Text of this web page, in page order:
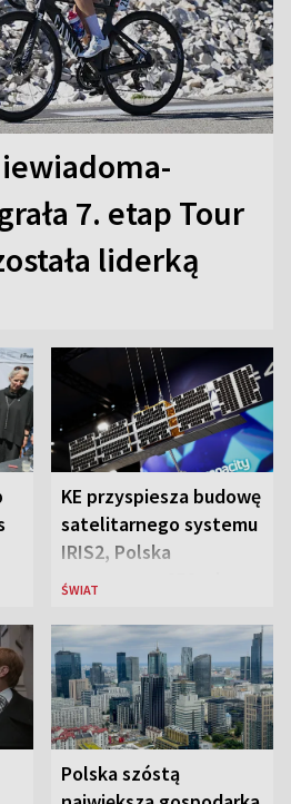
7. etap Tour
liderką
KE przyspiesza budowę
satelitarnego systemu
IRIS2, Polska
przeznaczy 656 mln
ŚWIAT
Polska szóstą